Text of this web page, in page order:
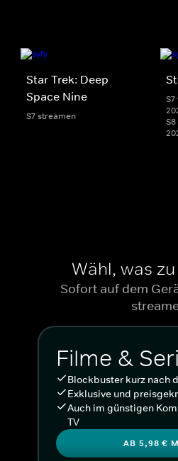
Star Trek: Deep
Space Nine
S7 streamen
Wähl, was
Sofort auf dem
Filme &
Blockbuster kurz nach
Exklusive und
Auch im günstigen
TV
AB 5,98 €